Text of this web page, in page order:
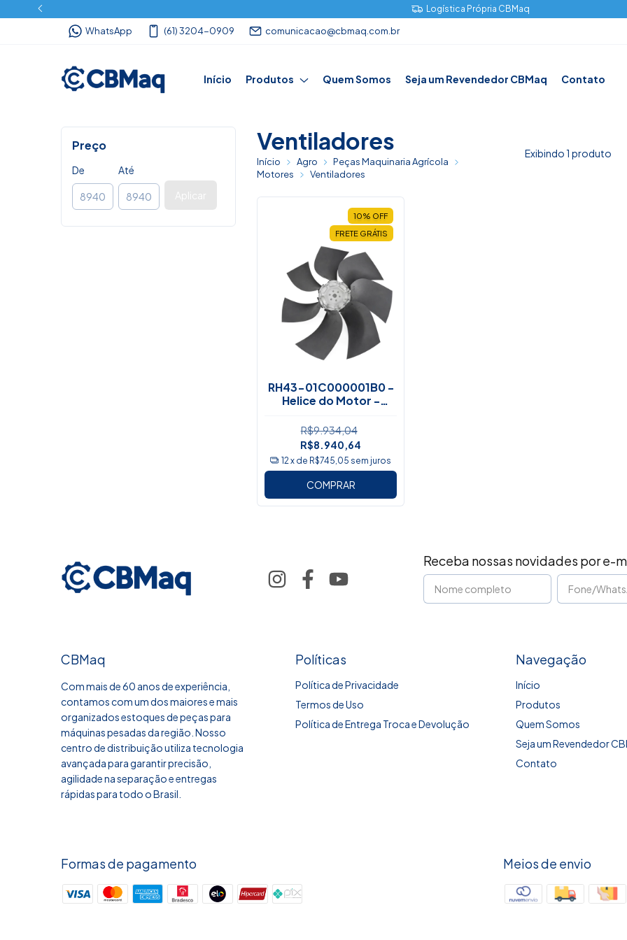
Logística Própria CBMaq
WhatsApp (61) 3204-0909 comunicacao@cbmaq.com.br
Início Produtos Quem Somos Seja um Revendedor CBMaq Contato
Preço
De
Até
Aplicar
Ventiladores
Início Agro
Peças Maquinaria Agrícola
Motores
Ventiladores
Exibindo 1 produto
10% OFF
FRETE GRÁTIS
RH43-01C000001B0 -
Helice do Motor -
R$9.934,04
R$8.940,64
12 x de R$745,05 sem juros
COMPRAR
Receba nossas novidades por e-
CBMaq
Com mais de 60 anos de experiência,
contamos com um dos maiores e mais
organizados estoques de peças para
máquinas pesadas da região. Nosso
centro de distribuição utiliza tecnologia
avançada para garantir precisão,
agilidade na separação e entregas
rápidas para todo o Brasil.
Políticas
Política de Privacidade
Termos de Uso
Política de Entrega Troca e Devolução
Navegação
Início
Produtos
Quem Somos
Seja um Revendedor
Contato
Formas de pagamento Meios de envio